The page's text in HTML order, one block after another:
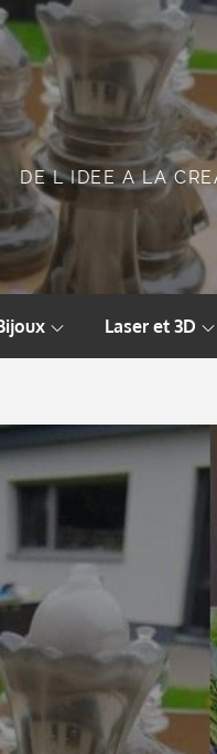
DE L IDEE A LA
Laser et 3D